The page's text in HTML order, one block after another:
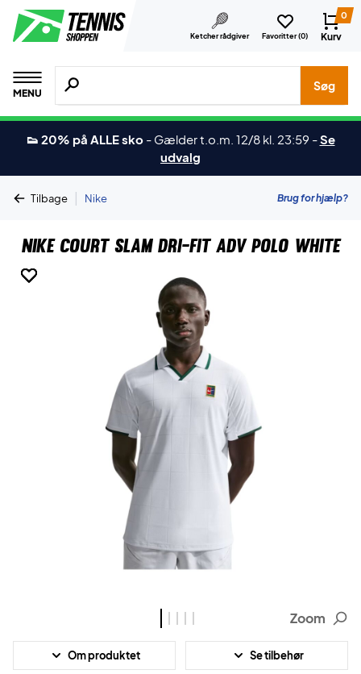
Ketcher rådgiver Favoritter (0)
0
Kurv
MENU
Søg efter produkter, mærker etc.
Søg
👟 20% på ALLE sko - Gælder t.o.m. 12/8 kl. 23:59 -Se
udvalg
Tilbage | Nike Brug for hjælp?
Nike Court Slam Dri-FIT ADV Polo White
Zoom
Om produktet Se tilbehør